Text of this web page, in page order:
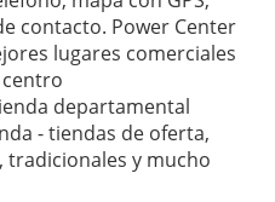
contacto. Power Center
lugares comerciales
departamental
- tiendas de oferta,
tradicionales y mucho